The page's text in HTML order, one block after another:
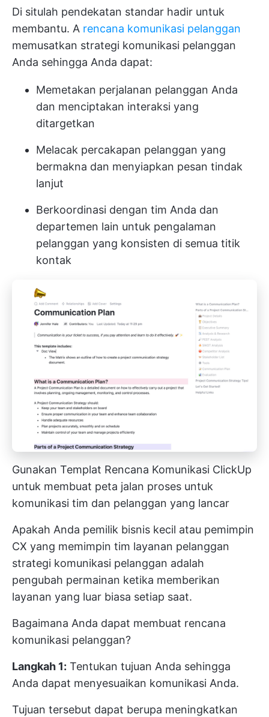
Di situlah pendekatan standar hadir untuk
membantu. A rencana komunikasi pelanggan
memusatkan strategi komunikasi pelanggan
Anda sehingga Anda dapat:
Memetakan perjalanan pelanggan Anda
dan menciptakan interaksi yang
ditargetkan
Melacak percakapan pelanggan yang
bermakna dan menyiapkan pesan tindak
lanjut
Berkoordinasi dengan tim Anda dan
departemen lain untuk pengalaman
pelanggan yang konsisten di semua titik
kontak
Gunakan Templat Rencana Komunikasi ClickUp
untuk membuat peta jalan proses untuk
komunikasi tim dan pelanggan yang lancar
Apakah Anda pemilik bisnis kecil atau pemimpin
CX yang memimpin tim layanan pelanggan
strategi komunikasi pelanggan adalah
pengubah permainan ketika memberikan
layanan yang luar biasa setiap saat.
Bagaimana Anda dapat membuat rencana
komunikasi pelanggan?
Langkah 1: Tentukan tujuan Anda sehingga
Anda dapat menyesuaikan komunikasi Anda.
Tujuan tersebut dapat berupa meningkatkan